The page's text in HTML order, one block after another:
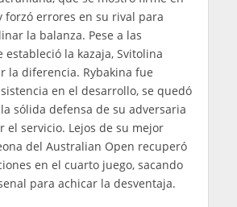
forzó errores en su rival para
la balanza. Pese a las
estableció la kazaja, Svitolina
la diferencia. Rybakina fue
en el desarrollo, se quedó
sólida defensa de su adversaria
el servicio. Lejos de su mejor
del Australian Open recuperó
en el cuarto juego, sacando
para achicar la desventaja.